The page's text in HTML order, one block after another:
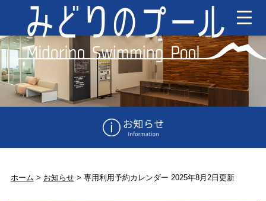
ホーム > お知らせ> 専用利用予約カレンダー 2025年8月2日更新